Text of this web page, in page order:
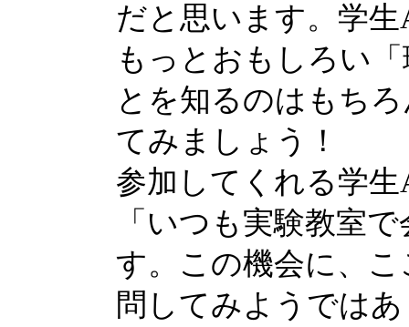
だと思います。学
もっとおもしろい
とを知るのはもち
てみましょう！
参加してくれる学
「いつも実験教室
す。この機会に、
問してみようでは